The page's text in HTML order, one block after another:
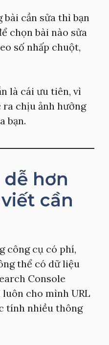
bài cần sửa thì bạn
chọn bài nào sửa
số nhấp chuột,
là cái ưu tiên, vì
chịu ảnh hưởng
bạn.
dễ hơn
cần
công cụ có phí,
thể có dữ liệu
Console
cho mình URL
tính nhiều thông